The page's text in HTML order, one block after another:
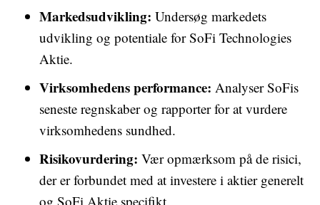
Markedsudvikling: Undersøg markedets
udvikling og potentiale for SoFi Technologies
Aktie.
Virksomhedens performance: Analyser SoFis
seneste regnskaber og rapporter for at vurdere
virksomhedens sundhed.
Risikovurdering: Vær opmærksom på de risici,
der er forbundet med at investere i aktier generelt
og SoFi Aktie specifikt.